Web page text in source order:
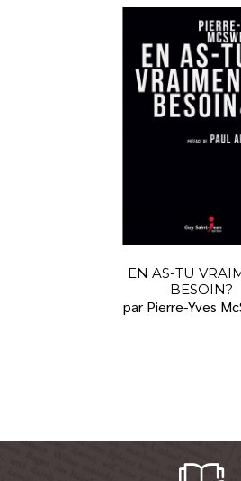
EN AS-TU
BESOIN?
par Pierre-Yves